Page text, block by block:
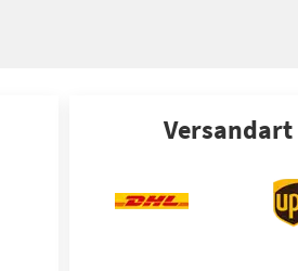
Versandart